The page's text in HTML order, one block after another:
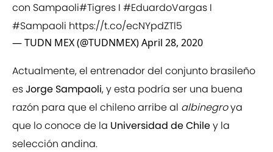
con Sampaoli#Tigres I #EduardoVargas I
#Sampaoli https://t.co/ecNYpdZTl5
— TUDN MEX (@TUDNMEX)April 28, 2020
Actualmente, el entrenador del conjunto brasileño
esJorge Sampaoli, y esta podría ser una buena
razón para que el chileno arribe al albinegroya
que lo conoce de la Universidad de Chiley la
selección andina.